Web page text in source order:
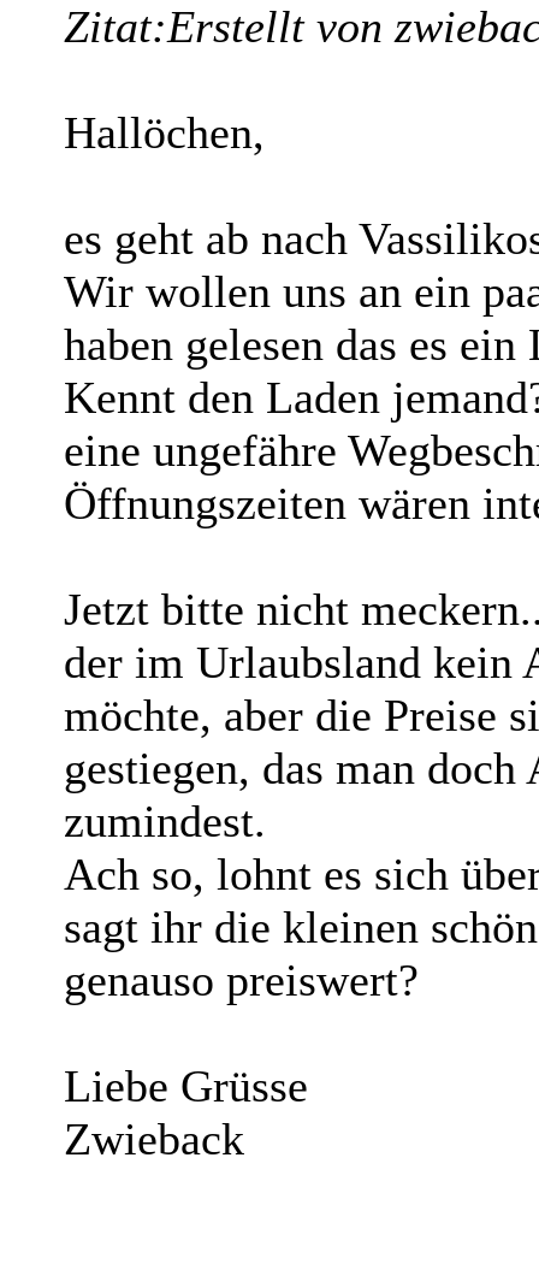
Zitat:Erstellt von
Hallöchen,
es geht ab nach
Wir wollen uns an ein
haben gelesen das es
Kennt den Laden
eine ungefähre
Öffnungszeiten wären
Jetzt bitte nicht
der im Urlaubsland kein
möchte, aber die Preise
gestiegen, das man
zumindest.
Ach so, lohnt es sich
sagt ihr die kleinen
genauso preiswert?
Liebe Grüsse
Zwieback